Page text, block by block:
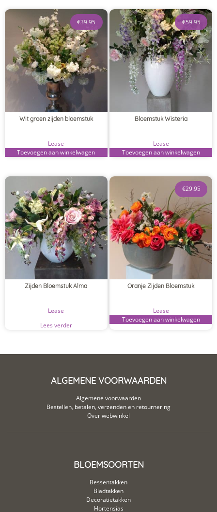
Wit groen zijden bloemstuk
€39.95
Lease
Toevoegen aan winkelwagen
Bloemstuk Wisteria
€59.95
Lease
Toevoegen aan winkelwagen
Zijden Bloemstuk Alma
Lease
Lees verder
Oranje Zijden Bloemstuk
€29.95
Lease
Toevoegen aan winkelwagen
ALGEMENE VOORWAARDEN
Algemene voorwaarden
Bestellen, betalen, verzenden en retournering
Over webwinkel
BLOEMSOORTEN
Bessentakken
Bladtakken
Decoratietakken
Hortensias